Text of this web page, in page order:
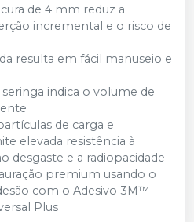
de 4 mm reduz a
incremental e o risco de
resulta em fácil manuseio e
indica o volume de
de carga e
elevada resistência à
desgaste e a radiopacidade
premium usando o
com o Adesivo 3M™
Plus